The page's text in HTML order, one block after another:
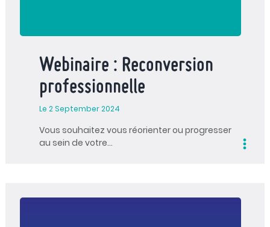
Webinaire : Reconversion
professionnelle
Le 2 September 2024
Vous souhaitez vous réorienter ou progresser
au sein de votre…